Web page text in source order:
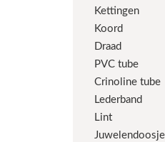
Kettingen
Koord
Draad
PVC tube
Crinoline tube
Lederband
Lint